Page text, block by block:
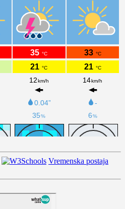
Vremenska postaja